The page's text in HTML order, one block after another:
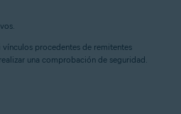
procedentes de remitentes
una comprobación de seguridad.